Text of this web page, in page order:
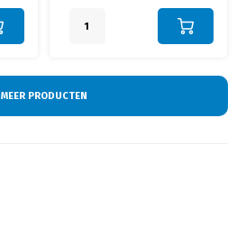
MEER PRODUCTEN